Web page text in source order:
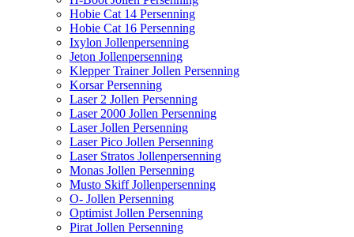
Hobie Cat 14 Persenning
Hobie Cat 16 Persenning
Ixylon Jollenpersenning
Jeton Jollenpersenning
Klepper Trainer Jollen Persenning
Korsar Persenning
Laser 2 Jollen Persenning
Laser 2000 Jollen Persenning
Laser Jollen Persenning
Laser Pico Jollen Persenning
Laser Stratos Jollenpersenning
Monas Jollen Persenning
Musto Skiff Jollenpersenning
O- Jollen Persenning
Optimist Jollen Persenning
Pirat Jollen Persenning